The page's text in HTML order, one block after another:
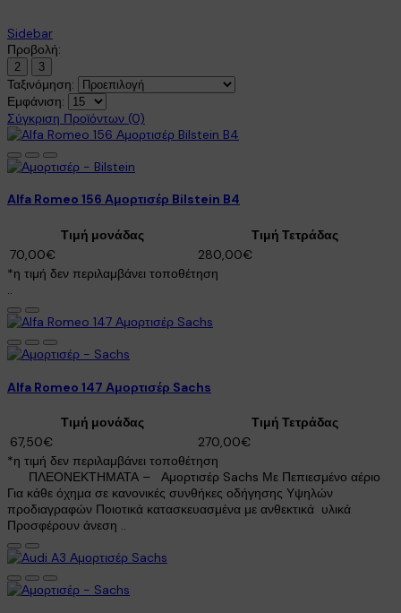
Sidebar
Προβολή:
2 3
Ταξινόμηση:
Εμφάνιση:
Σύγκριση Προϊόντων (0)
Alfa Romeo 156 Αμορτισέρ Bilstein B4
Τιμή μονάδας
Τιμή Τετράδας
70,00€
280,00€
*η τιμή δεν περιλαμβάνει τοποθέτηση
..
Alfa Romeo 147 Αμορτισέρ Sachs
Τιμή μονάδας
Τιμή Τετράδας
67,50€
270,00€
*η τιμή δεν περιλαμβάνει τοποθέτηση
ΠΛΕΟΝΕΚΤΗΜΑΤΑ – Αμορτισέρ Sachs Με Πεπιεσμένο αέριο
Για κάθε όχημα σε κανονικές συνθήκες οδήγησης Υψηλών
προδιαγραφών Ποιοτικά κατασκευασμένα με ανθεκτικά υλικά
Προσφέρουν άνεση ..